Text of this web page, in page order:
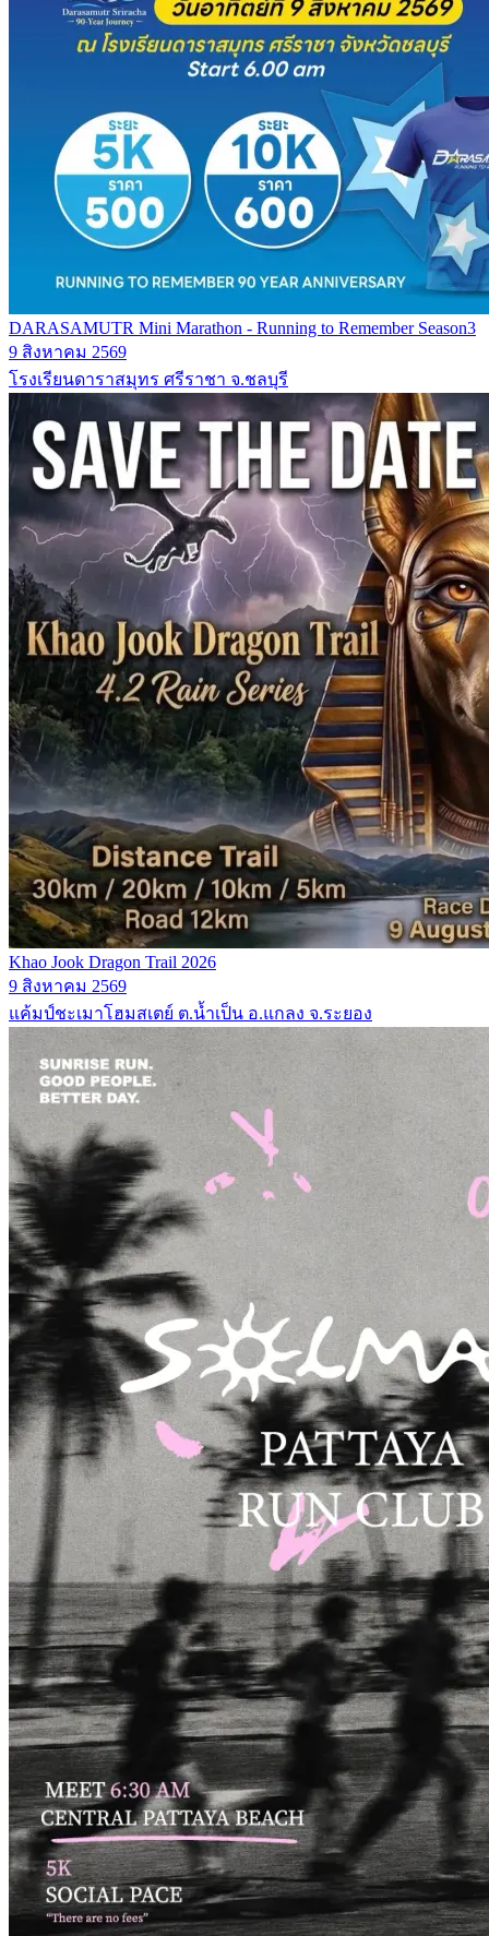
DARASAMUTR Mini Marathon - Running to Remember Season3
9 สิงหาคม 2569
โรงเรียนดาราสมุทร ศรีราชา จ.ชลบุรี
Khao Jook Dragon Trail 2026
9 สิงหาคม 2569
แค้มป์ชะเมาโฮมสเตย์ ต.น้ำเป็น อ.แกลง จ.ระยอง